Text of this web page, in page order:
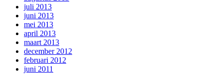
juli 2013
juni 2013
mei 2013
april 2013
maart 2013
december 2012
februari 2012
juni 2011